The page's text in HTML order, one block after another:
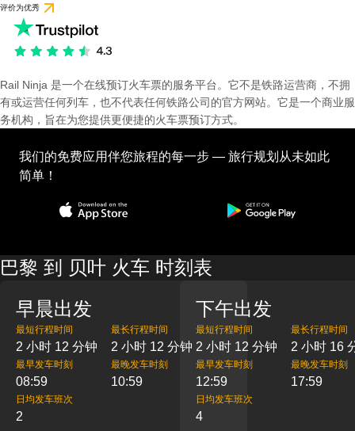
评价为优秀
Rail Ninja 是一个在线预订火车票的服务平台。它不是铁路运营商，不拥
有或运营任何列车，也不代表任何铁路公司的官方网站。它是一个商业服
务机构，旨在为您提供更便捷的火车票预订方式。
我们的免费应用伴您旅程的每一步 — 旅行规划从未如此
简单！
巴黎 到 贝叶 火车 时刻表
早晨出发
最短行程时间
2 小时 12 分钟
最长行程时间
2 小时 12 分钟
最早发车时刻
08:59
最晚发车时刻
10:59
日均发车班次
2
下午出发
最短行程时间
2 小时 12 分钟
最长行程时间
2 小时 16
最早发车时刻
12:59
最晚发车时刻
17:59
日均发车班次
4